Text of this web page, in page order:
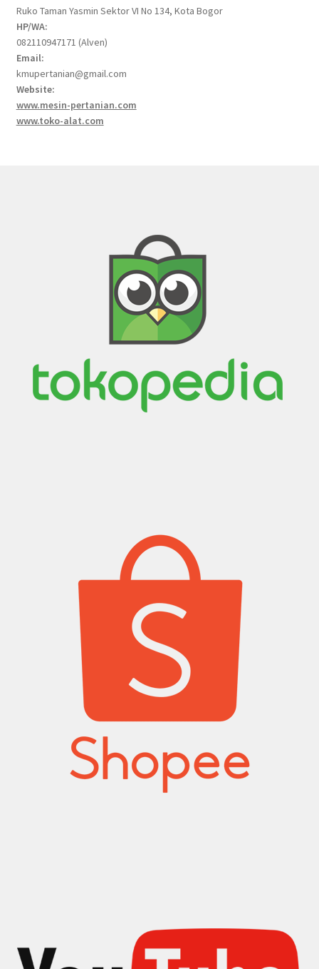
Ruko Taman Yasmin Sektor VI No 134, Kota Bogor
HP/WA:
082110947171 (Alven)
Email:
kmupertanian@gmail.com
Website:
www.mesin-pertanian.com
www.toko-alat.com